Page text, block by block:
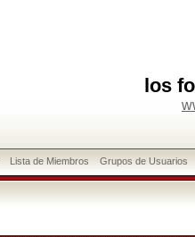
los
Lista de Miembros Grupos de Usuarios